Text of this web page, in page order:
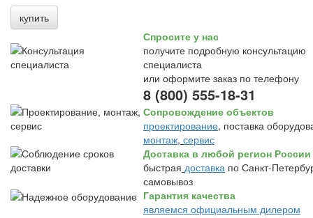
купить
Спросите у нас
получите подробную консультацию
специалиста
или оформите заказ по телефону
8 (800) 555-18-31
Сопровождение объектов
проектирование, поставка
монтаж, сервис
Доставка в любой регион России
быстрая доставка по Санкт-
самовывоз
Гарантия качества
являемся официальным дилером